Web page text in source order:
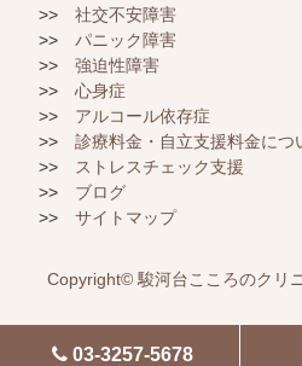
社交不安障害
パニック障害
強迫性障害
心身症
アルコール依存症
診療料金・自立支援料金につ
ストレスチェック支援
ブログ
サイトマップ
03-3257-5678
Copyright© 駿河台こころのクリ